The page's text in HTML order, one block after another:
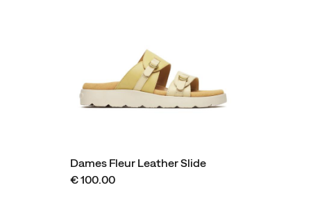
Dames Fleur Leather Slide
€ 100.00